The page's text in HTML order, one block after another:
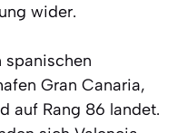
wider.
spanischen
Gran Canaria,
auf Rang 86 landet.